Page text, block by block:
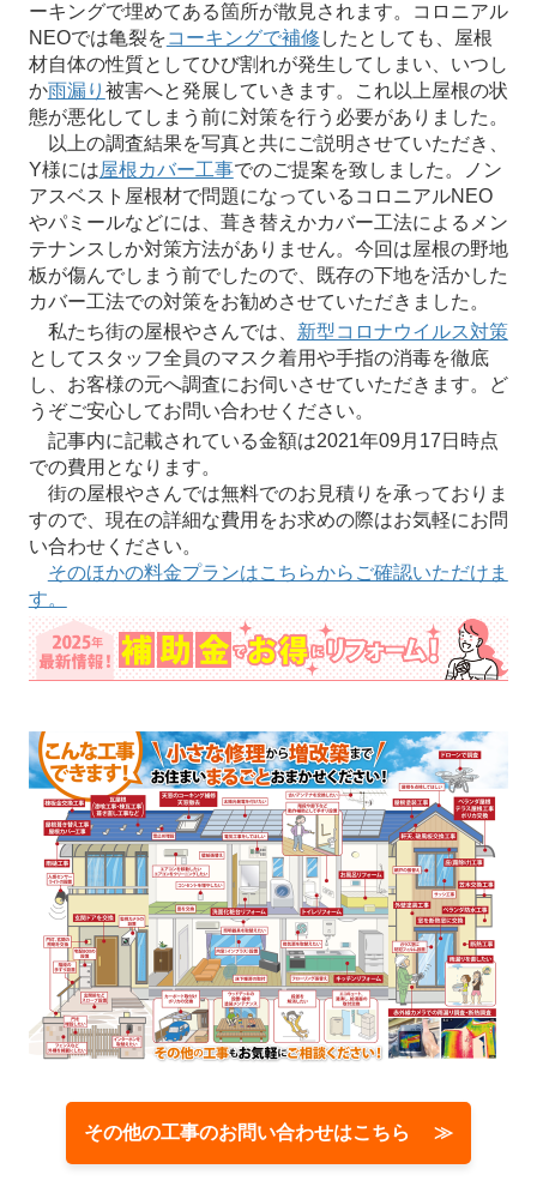
ーキングで埋めてある箇所が散見されます。コロニアル
NEOでは亀裂をコーキングで補修 したとしても、屋根
材自体の性質としてひび割れが発生してしまい、いつし
か雨漏り 被害へと発展していきます。これ以上屋根の状
態が悪化してしまう前に対策を行う必要がありました。
以上の調査結果を写真と共にご説明させていただき、
Y様には屋根カバー工事でのご提案を致しました。ノン
アスベスト屋根材で問題になっているコロニアルNEO
やパミールなどには、葺き替えかカバー工法によるメン
テナンスしか対策方法がありません。今回は屋根の野地
板が傷んでしまう前でしたので、既存の下地を活かした
カバー工法での対策をお勧めさせていただきました。
私たち街の屋根やさんでは、 新型コロナウイルス対策
としてスタッフ全員のマスク着用や手指の消毒を徹底
し、お客様の元へ調査にお伺いさせていただきます。ど
うぞご安心してお問い合わせください。
記事内に記載されている金額は2021年09月17日時点
での費用となります。
街の屋根やさんでは無料でのお見積りを承っておりま
すので、現在の詳細な費用をお求めの際はお気軽にお問
い合わせください。
そのほかの料金プランはこちらからご確認いただけま
す。
その他の工事のお問い合わせはこちら ≫